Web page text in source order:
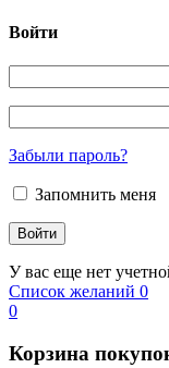
Войти
Забыли пароль?
Запомнить меня
У вас еще нет
Список желаний 0
0
Корзина